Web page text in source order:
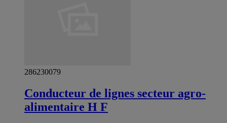
286230079
Conducteur de lignes secteur agro-
alimentaire H F